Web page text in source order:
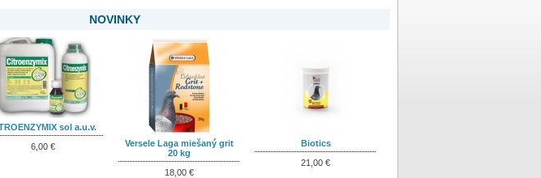
NOVINKY
sol a.u.v.
6,00 €
Versele Laga miešaný grit
20 kg
18,00 €
Biotics
21,00 €